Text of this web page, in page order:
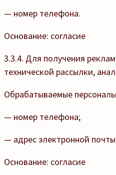
— номер телефона.
Основание: согласие
3.3.4. Для получения
технической рассылки,
Обрабатываемые
— номер телефона;
— адрес электронной
Основание: согласие